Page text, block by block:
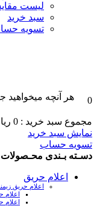
لیست
سبد خرید
تسویه
هر آنچه میخواهید
0
مجموع سبد خرید : 0
نمایش سبد خرید
تسویه حساب
دسـته بـندی محـصولات
اعلام حریق
اعلام حریق
اعلام
اعلام